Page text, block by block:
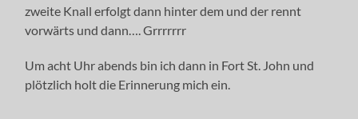
zweite Knall erfolgt dann hinter dem und der rennt
vorwärts und dann…. Grrrrrrr
Um acht Uhr abends bin ich dann in Fort St. John und
plötzlich holt die Erinnerung mich ein.